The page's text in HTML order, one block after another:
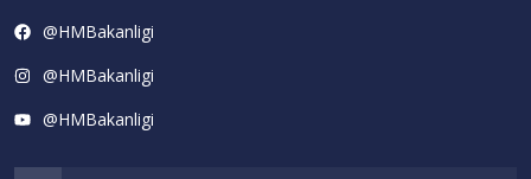
@HMBakanligi
@HMBakanligi
@HMBakanligi